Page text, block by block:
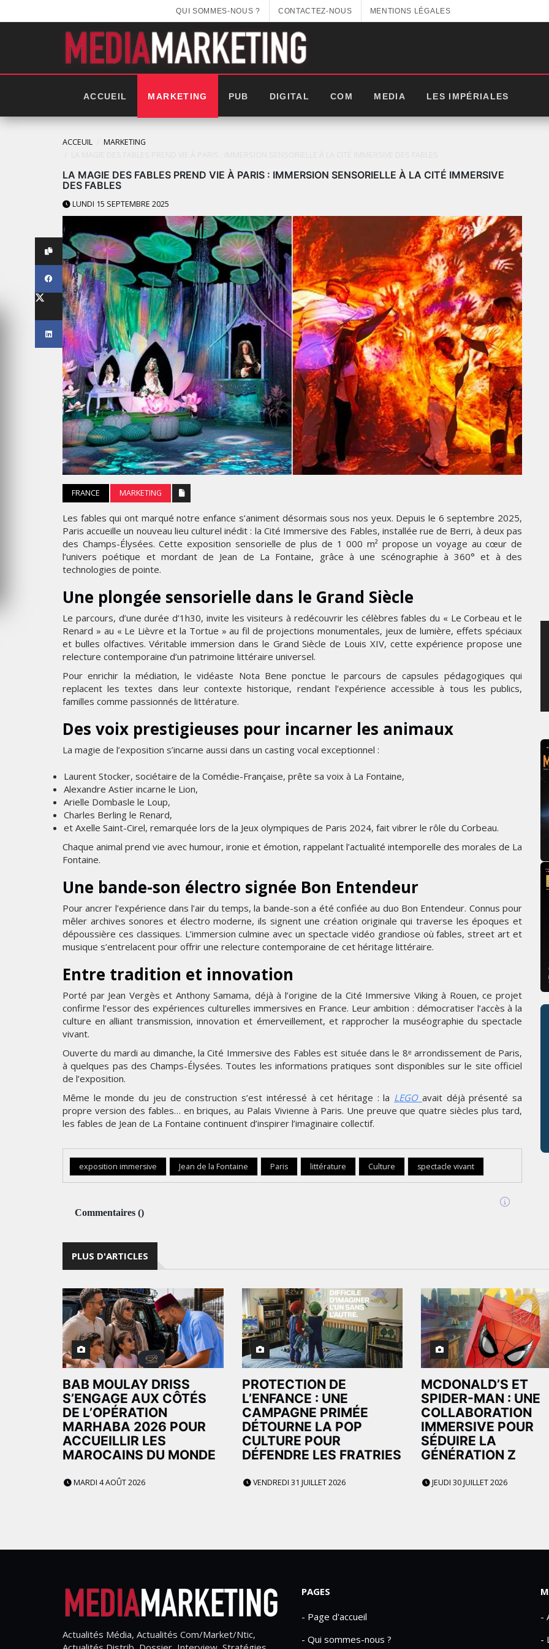
QUI SOMMES-NOUS ? CONTACTEZ-NOUS MENTIONS LÉGALES
ACCUEIL MARKETING PUB DIGITAL COM MEDIA LES IMPÉRIALES
ACCEUIL
MARKETING
LA MAGIE DES FABLES PREND VIE À PARIS : IMMERSION SENSORIELLE À LA CITÉ IMMERSIVE
DES FABLES
LUNDI 15 SEPTEMBRE 2025
FRANCE MARKETING
Les fables qui ont marqué notre enfance s’animent désormais sous nos yeux. Depuis le 6 septembre 2025,
Paris accueille un nouveau lieu culturel inédit : la Cité Immersive des Fables, installée rue de Berri, à deux pas
des Champs-Élysées. Cette exposition sensorielle de plus de 1 000 m² propose un voyage au cœur de
l’univers poétique et mordant de Jean de La Fontaine, grâce à une scénographie à 360° et à des
technologies de pointe.
Une plongée sensorielle dans le Grand Siècle
Le parcours, d’une durée d’1h30, invite les visiteurs à redécouvrir les célèbres fables du « Le Corbeau et le
Renard » au « Le Lièvre et la Tortue » au fil de projections monumentales, jeux de lumière, effets spéciaux
et bulles olfactives. Véritable immersion dans le Grand Siècle de Louis XIV, cette expérience propose une
relecture contemporaine d’un patrimoine littéraire universel.
Pour enrichir la médiation, le vidéaste Nota Bene ponctue le parcours de capsules pédagogiques qui
replacent les textes dans leur contexte historique, rendant l’expérience accessible à tous les publics,
familles comme passionnés de littérature.
Des voix prestigieuses pour incarner les animaux
La magie de l’exposition s’incarne aussi dans un casting vocal exceptionnel :
Laurent Stocker, sociétaire de la Comédie-Française, prête sa voix à La Fontaine,
Alexandre Astier incarne le Lion,
Arielle Dombasle le Loup,
Charles Berling le Renard,
et Axelle Saint-Cirel, remarquée lors de la Jeux olympiques de Paris 2024, fait vibrer le rôle du Corbeau.
Chaque animal prend vie avec humour, ironie et émotion, rappelant l’actualité intemporelle des morales de La
Fontaine.
Une bande-son électro signée Bon Entendeur
Pour ancrer l’expérience dans l’air du temps, la bande-son a été confiée au duo Bon Entendeur. Connus pour
mêler archives sonores et électro moderne, ils signent une création originale qui traverse les époques et
dépoussière ces classiques. L’immersion culmine avec un spectacle vidéo grandiose où fables, street art et
musique s’entrelacent pour offrir une relecture contemporaine de cet héritage littéraire.
Entre tradition et innovation
Porté par Jean Vergès et Anthony Samama, déjà à l’origine de la Cité Immersive Viking à Rouen, ce projet
confirme l’essor des expériences culturelles immersives en France. Leur ambition : démocratiser l’accès à la
culture en alliant transmission, innovation et émerveillement, et rapprocher la muséographie du spectacle
vivant.
Ouverte du mardi au dimanche, la Cité Immersive des Fables est située dans le 8ᵉ arrondissement de Paris,
à quelques pas des Champs-Élysées. Toutes les informations pratiques sont disponibles sur le site officiel
de l’exposition.
Même le monde du jeu de construction s’est intéressé à cet héritage : la LEGO avait déjà présenté sa
propre version des fables… en briques, au Palais Vivienne à Paris. Une preuve que quatre siècles plus tard,
les fables de Jean de La Fontaine continuent d’inspirer l’imaginaire collectif.
exposition immersive Jean de la Fontaine Paris littérature Culture spectacle vivant
Commentaires ()
LES IMPÉRIALES WEEK 2026
SOUS THÈME "DABA OR NEVER"
MARDI 27 JANVIER 2026
LES IMPÉRIALES WEEK 2025:
THE PARADIGM SHIFT –
BUSINESS. PEOPLE. TECH
VENDREDI 10 JANVIER 2025
EMIRATES CÉLÈBRE L’IDENTITÉ
DES ÉMIRATS AVEC UNE LIVRÉE
SPÉCIALE SUR SES AVIONS
EMBLÉMATIQUES
MERCREDI 5 AOÛT 2026
NOUVELLE GÉNÉRATION DE
VÊTEMENTS DE SPORT PENSÉE
POUR LE QUOTIDIEN
MERCREDI 5 AOÛT 2026
PLUS D'ARTICLES
BAB MOULAY DRISS
S’ENGAGE AUX CÔTÉS
DE L’OPÉRATION
MARHABA 2026 POUR
ACCUEILLIR LES
MAROCAINS DU MONDE
MARDI 4 AOÛT 2026
PROTECTION DE
L’ENFANCE : UNE
CAMPAGNE PRIMÉE
DÉTOURNE LA POP
CULTURE POUR
DÉFENDRE LES FRATRIES
VENDREDI 31 JUILLET 2026
MCDONALD’S ET
SPIDER-MAN : UNE
COLLABORATION
IMMERSIVE POUR
SÉDUIRE LA
GÉNÉRATION Z
JEUDI 30 JUILLET 2026
Actualités Média, Actualités Com/Market/Ntic,
PAGES
- Page d'accueil
- Qui sommes-nous ?
-
-